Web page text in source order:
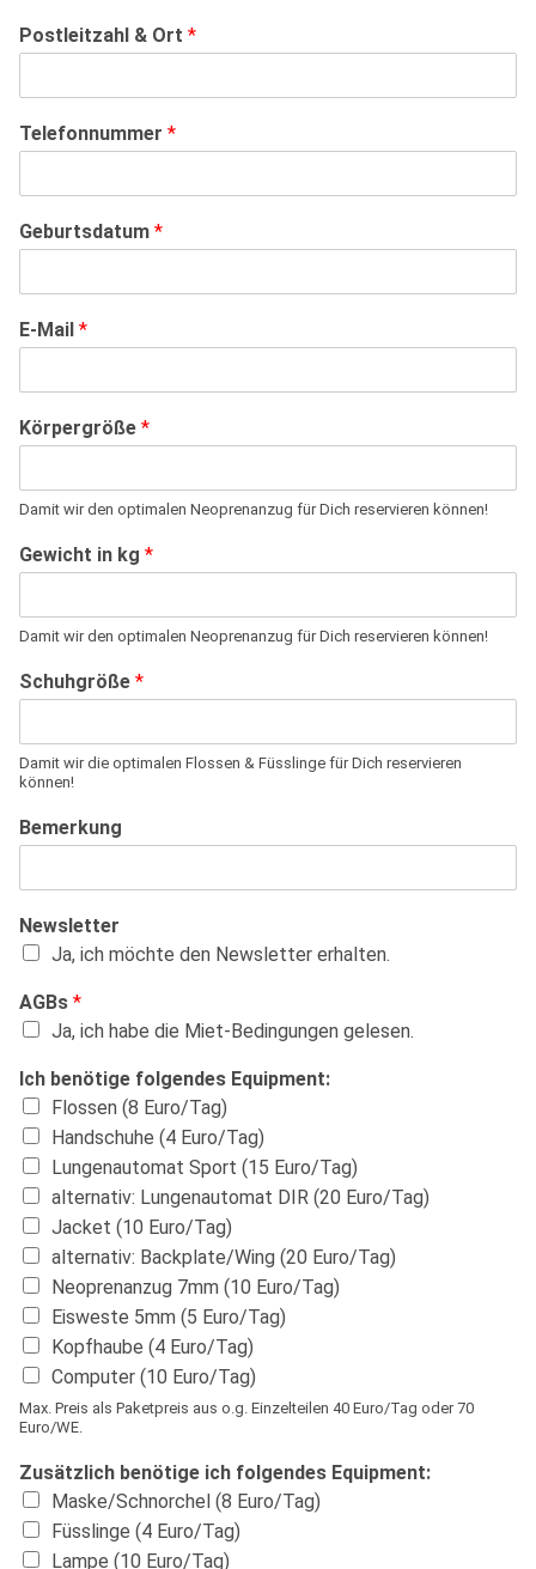
Postleitzahl & Ort *
Telefonnummer *
Geburtsdatum *
E-Mail *
Körpergröße *
Damit wir den optimalen Neoprenanzug für Dich reservieren können!
Gewicht in kg *
Damit wir den optimalen Neoprenanzug für Dich reservieren können!
Schuhgröße *
Damit wir die optimalen Flossen & Füsslinge für Dich reservieren
können!
Bemerkung
Newsletter
Ja, ich möchte den Newsletter erhalten.
AGBs *
Ja, ich habe die Miet-Bedingungen gelesen.
Ich benötige folgendes Equipment:
Flossen (8 Euro/Tag)
Handschuhe (4 Euro/Tag)
Lungenautomat Sport (15 Euro/Tag)
alternativ: Lungenautomat DIR (20 Euro/Tag)
Jacket (10 Euro/Tag)
alternativ: Backplate/Wing (20 Euro/Tag)
Neoprenanzug 7mm (10 Euro/Tag)
Eisweste 5mm (5 Euro/Tag)
Kopfhaube (4 Euro/Tag)
Computer (10 Euro/Tag)
Max. Preis als Paketpreis aus o.g. Einzelteilen 40 Euro/Tag oder 70
Euro/WE.
Zusätzlich benötige ich folgendes Equipment:
Maske/Schnorchel (8 Euro/Tag)
Füsslinge (4 Euro/Tag)
Lampe (10 Euro/Tag)